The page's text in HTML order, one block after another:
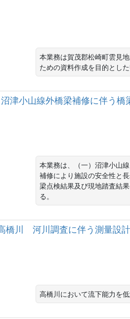
本業務は賀茂郡松崎町雲見
ための資料作成を目的とし
津小山線外橋梁補修に伴う橋
本業務は、（一）沼津小山
補修により施設の安全性と
梁点検結果及び現地踏査結
る。
橋川 河川調査に伴う測量設計
高橋川において流下能力を